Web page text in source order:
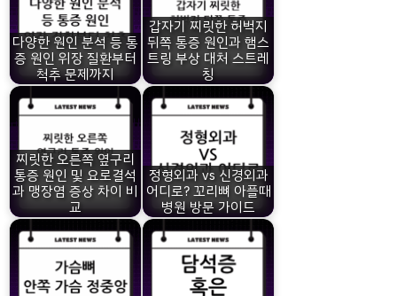
다양한 원인 분석 등 통
증 원인 위장 질환부터
척추 문제까지
갑자기 찌릿한 허벅지
뒤쪽 통증 원인과 햄스
트링 부상 대처 스트레
칭
찌릿한 오른쪽 옆구리
통증 원인 및 요로결석
과 맹장염 증상 차이 비
교
정형외과 vs 신경외과
어디로? 꼬리뼈 아플때
병원 방문 가이드